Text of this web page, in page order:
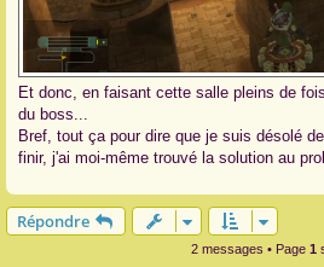
Et donc, en faisant cette salle pleins de
du boss...
Bref, tout ça pour dire que je suis désolé
finir, j'ai moi-même trouvé la solution au
Répondre
2 messages • Page 1